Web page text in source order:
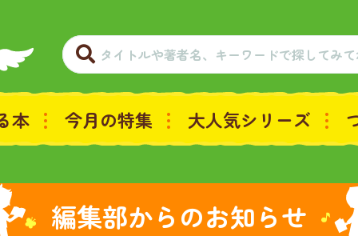
本 今月の特集 大人気シリーズ
編集部からのお知らせ